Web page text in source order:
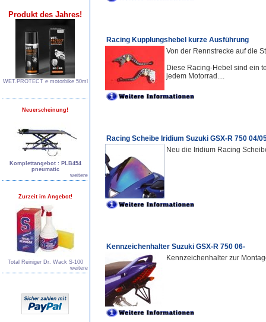
Produkt des Jahres!
WET.PROTECT e∙motorbike 50ml
Neuerscheinung!
Komplettangebot : PLB454
pneumatic
weitere
Zurzeit im Angebot!
Total Reiniger Dr. Wack S-100
weitere
Racing Kupplungshebel kurze Ausführung
Von der Rennstrecke auf die
Diese Racing-Hebel sind ein
jedem Motorrad....
Racing Scheibe Iridium Suzuki GSX-R 750 04/
Neu die Iridium Racing
Kennzeichenhalter Suzuki GSX-R 750 06-
Kennzeichenhalter zur